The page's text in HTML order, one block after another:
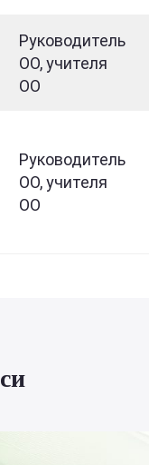
Руководитель
ОО, учителя
ОО
Руководитель
ОО, учителя
ОО